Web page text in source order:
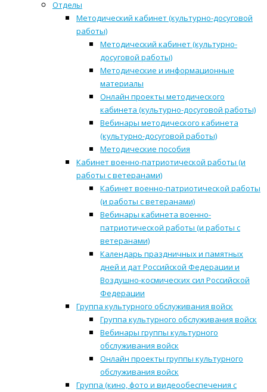
Отделы
Методический кабинет (культурно-досуговой
работы)
Методический кабинет (культурно-
досуговой работы)
Методические и информационные
материалы
Онлайн проекты методического
кабинета (культурно-досуговой работы)
Вебинары методического кабинета
(культурно-досуговой работы)
Методические пособия
Кабинет военно-патриотической работы (и
работы с ветеранами)
Кабинет военно-патриотической работы
(и работы с ветеранами)
Вебинары кабинета военно-
патриотической работы (и работы с
ветеранами)
Календарь праздничных и памятных
дней и дат Российской Федерации и
Воздушно-космических сил Российской
Федерации
Группа культурного обслуживания войск
Группа культурного обслуживания войск
Вебинары группы культурного
обслуживания войск
Онлайн проекты группы культурного
обслуживания войск
Группа (кино, фото и видеообеспечения с